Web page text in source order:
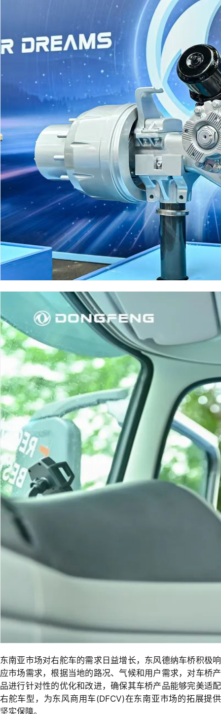
东南亚市场对右舵车的需求日益增长，东风德纳车桥积极响
应市场需求，根据当地的路况、气候和用户需求，对车桥产
品进行针对性的优化和改进，确保其车桥产品能够完美适配
右舵车型，为东风商用车(DFCV)在东南亚市场的拓展提供
坚实保障。